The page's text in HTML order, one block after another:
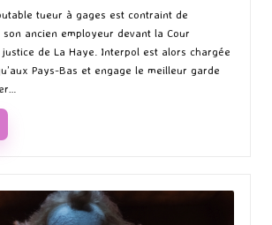
tueur à gages est contraint de
ancien employeur devant la Cour
de La Haye. Interpol est alors chargée
Pays-Bas et engage le meilleur garde